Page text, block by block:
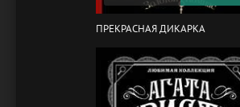
ПРЕКРАСНАЯ ДИКАРКА